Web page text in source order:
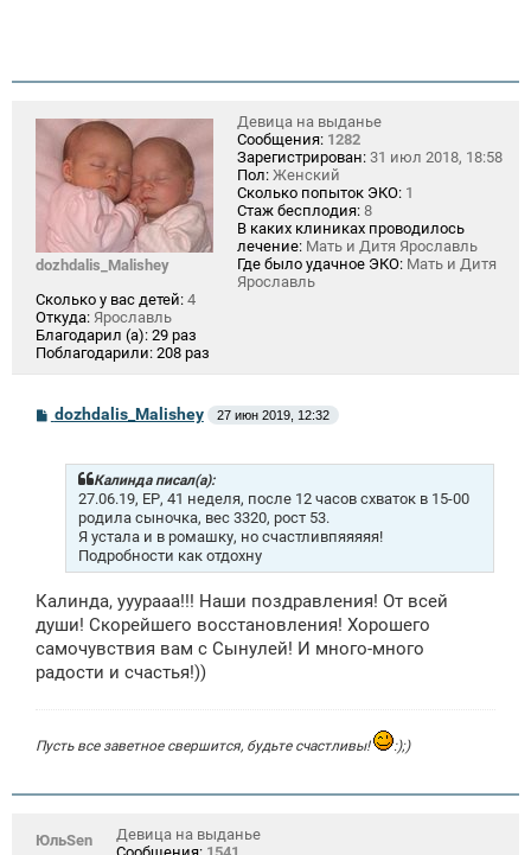
dozhdalis_Malishey
Девица на выданье
Сообщения: 1282
Зарегистрирован: 31 июл 2018, 18:58
Пол: Женский
Сколько попыток ЭКО: 1
Стаж бесплодия: 8
В каких клиниках проводилось
лечение: Мать и Дитя Ярославль
Где было удачное ЭКО: Мать и Дитя
Ярославль
Сколько у вас детей: 4
Откуда: Ярославль
Благодарил (а): 29 раз
Поблагодарили: 208 раз
Сdozhdalis_Malishey 27 июн 2019, 12:32
Калинда писал(а):
27.06.19, ЕР, 41 неделя, после 12 часов схваток в 15-00
родила сыночка, вес 3320, рост 53.
Я устала и в ромашку, но счастливпяяяяя!
Подробности как отдохну
Калинда, ууурааа!!! Наши поздравления! От всей
души! Скорейшего восстановления! Хорошего
самочувствия вам с Сынулей! И много-много
радости и счастья!))
Пусть все заветное свершится, будьте счастливы! :);)
ЮльSen
Девица на выданье